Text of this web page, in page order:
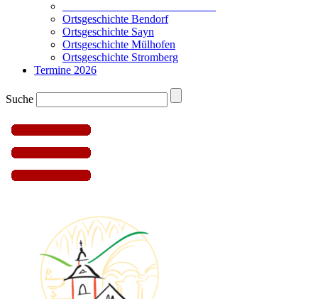
Ortsgeschichte Bendorf
Ortsgeschichte Sayn
Ortsgeschichte Mülhofen
Ortsgeschichte Stromberg
Termine 2026
Suche